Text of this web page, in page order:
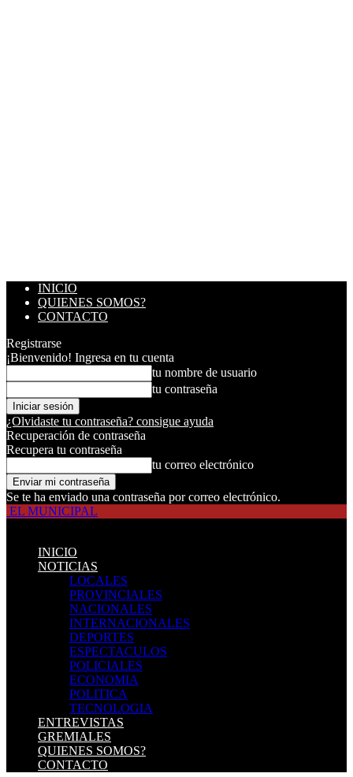
INICIO
QUIENES SOMOS?
CONTACTO
Registrarse
¡Bienvenido! Ingresa en tu cuenta
tu nombre de usuario
tu contraseña
¿Olvidaste tu contraseña? consigue ayuda
Recuperación de contraseña
Recupera tu contraseña
tu correo electrónico
Se te ha enviado una contraseña por correo electrónico.
EL MUNICIPAL
INICIO
NOTICIAS
LOCALES
PROVINCIALES
NACIONALES
INTERNACIONALES
DEPORTES
ESPECTACULOS
POLICIALES
ECONOMIA
POLITICA
TECNOLOGIA
ENTREVISTAS
GREMIALES
QUIENES SOMOS?
CONTACTO